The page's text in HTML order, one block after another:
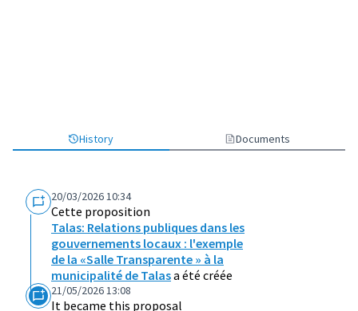
History Documents
20/03/2026 10:34
Cette proposition
Talas: Relations publiques dans les
gouvernements locaux : l'exemple
de la «Salle Transparente » à la
municipalité de Talasa été créée
21/05/2026 13:08
It became this proposal